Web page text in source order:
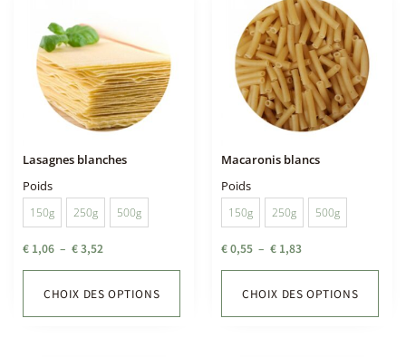
Lasagnes blanches
Poids
150g 250g 500g
€ 1,06 – €3,52
CHOIX DES OPTIONS
Macaronis blancs
Poids
150g 250g 500g
€0,55 – € 1,83
CHOIX DES OPTIONS